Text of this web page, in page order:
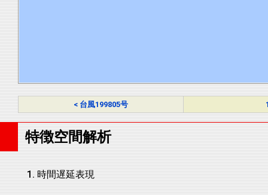
< 台風199805号
特徴空間解析
時間遅延表現